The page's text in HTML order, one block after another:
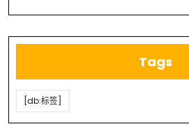
Tags
[db:标签]